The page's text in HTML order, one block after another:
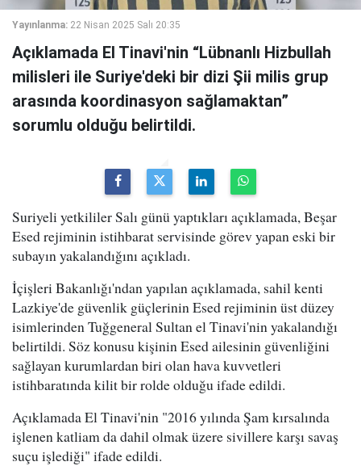
Yayınlanma: 22 Nisan 2025 Salı 20:35
Açıklamada El Tinavi'nin “Lübnanlı Hizbullah
milisleri ile Suriye'deki bir dizi Şii milis grup
arasında koordinasyon sağlamaktan”
sorumlu olduğu belirtildi.
Suriyeli yetkililer Salı günü yaptıkları açıklamada, Beşar
Esed rejiminin istihbarat servisinde görev yapan eski bir
subayın yakalandığını açıkladı.
İçişleri Bakanlığı'ndan yapılan açıklamada, sahil kenti
Lazkiye'de güvenlik güçlerinin Esed rejiminin üst düzey
isimlerinden Tuğgeneral Sultan el Tinavi'nin yakalandığı
belirtildi. Söz konusu kişinin Esed ailesinin güvenliğini
sağlayan kurumlardan biri olan hava kuvvetleri
istihbaratında kilit bir rolde olduğu ifade edildi.
Açıklamada El Tinavi'nin "2016 yılında Şam kırsalında
işlenen katliam da dahil olmak üzere sivillere karşı savaş
suçu işlediği" ifade edildi.